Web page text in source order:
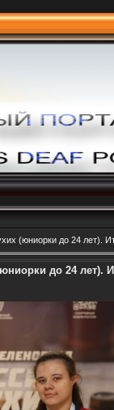
(юниорки до 24 лет).
до 24 лет).